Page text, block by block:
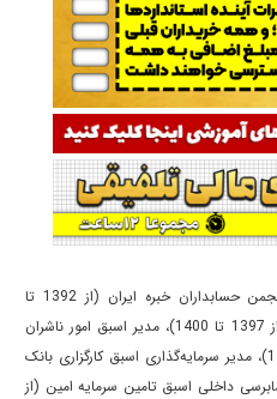
دبیرکل پیشین انجمن حسابداران خبره ایران (از 1392 تا
1400)، سردبیر پیشین مجله حسابدار (از 1397 تا 1400)، مدیر اسبق امور ناشران
اوراق بهادار تهران (1385 تا 1389)، مدیر سرمایه‌گذاری اسبق کارگزاری بانک
و مدیر حسابرسی داخلی اسبق تامین سرمایه امین (از